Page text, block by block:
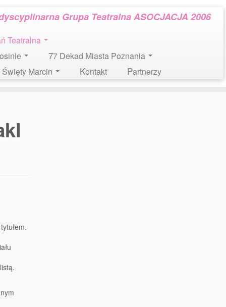
Grupa Teatralna ASOCJACJA 2006
Teatralna
77 Dekad Miasta Poznania
Święty Marcin Kontakt Partnerzy